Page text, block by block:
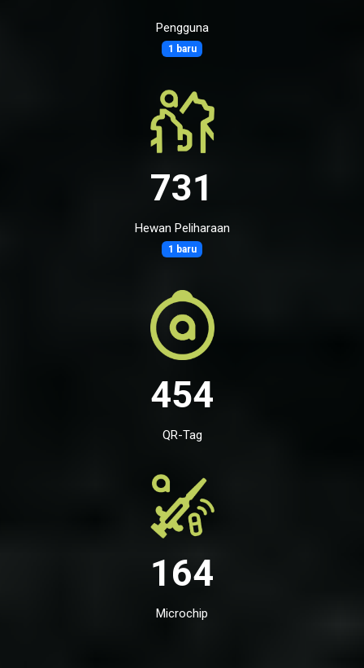
Pengguna
1 baru
731
Hewan Peliharaan
1 baru
454
QR-Tag
164
Microchip